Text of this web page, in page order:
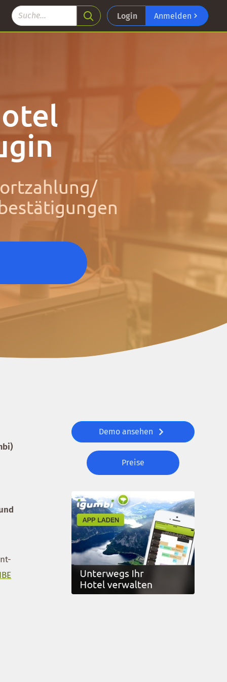
Login Anmelden
Demo ansehen
Preise